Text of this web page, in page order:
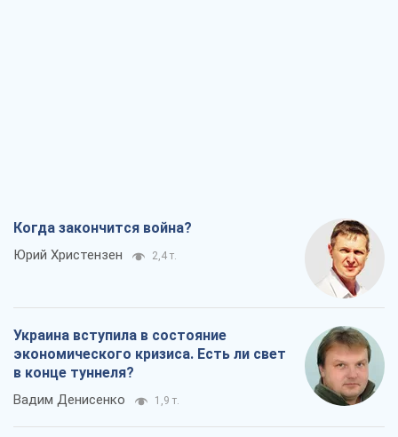
Когда закончится война?
Юрий Христензен 2,4 т.
Украина вступила в состояние
экономического кризиса. Есть ли свет
в конце туннеля?
Вадим Денисенко 1,9 т.